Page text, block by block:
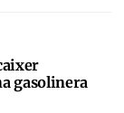
gasolinera